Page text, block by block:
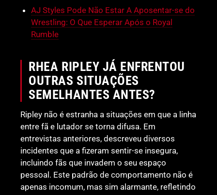
AJ Styles Pode Não Estar A Aposentar-se do
Wrestling: O Que Esperar Após o Royal
Rumble
RHEA RIPLEY JÁ ENFRENTOU
OUTRAS SITUAÇÕES
SEMELHANTES ANTES?
Ripley não é estranha a situações em que a linha
entre fã e lutador se torna difusa. Em
entrevistas anteriores, descreveu diversos
incidentes que a fizeram sentir-se insegura,
incluindo fãs que invadem o seu espaço
pessoal. Este padrão de comportamento não é
apenas incomum, mas sim alarmante, refletindo